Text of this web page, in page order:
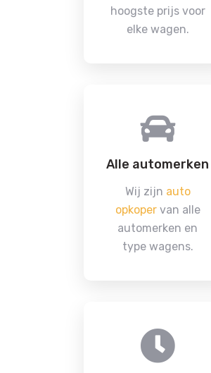
hoogste prijs voor
elke wagen.
Alle automerken
Wij zijn auto
opkopervan alle
automerken en
type wagens.